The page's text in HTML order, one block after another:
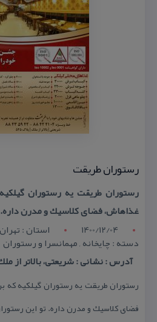
رستوران طریقت
رستوران طریقت یه رستوران
غذاهاش، فضای كلاسیك و مدرن داره.
1400/12/04
استان : تهران
دسته : چایخانه , مهمانسرا و رستوران
آدرس : نشانی : شریعتی، بالاتر از ملك،
رستوران طریقت یه رستوران گیلكیه
فضای كلاسیك و مدرن داره. تو این